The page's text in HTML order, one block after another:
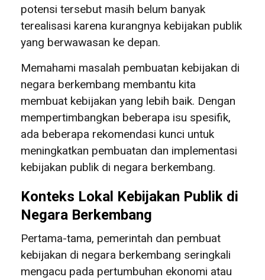
potensi tersebut masih belum banyak
terealisasi karena kurangnya kebijakan publik
yang berwawasan ke depan.
Memahami masalah pembuatan kebijakan di
negara berkembang membantu kita
membuat kebijakan yang lebih baik. Dengan
mempertimbangkan beberapa isu spesifik,
ada beberapa rekomendasi kunci untuk
meningkatkan pembuatan dan implementasi
kebijakan publik di negara berkembang.
Konteks Lokal Kebijakan Publik di
Negara Berkembang
Pertama-tama, pemerintah dan pembuat
kebijakan di negara berkembang seringkali
mengacu pada pertumbuhan ekonomi atau